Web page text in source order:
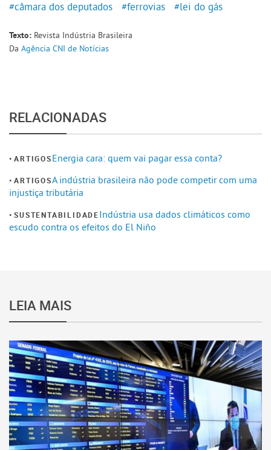
#câmara dos deputados
#ferrovias #lei do gás
Texto: Revista Indústria Brasileira
Da Agência CNI de Notícias
RELACIONADAS
ARTIGOSEnergia cara: quem vai pagar essa conta?
ARTIGOSA indústria brasileira não pode competir com uma
injustiça tributária
SUSTENTABILIDADEIndústria usa dados climáticos como
escudo contra os efeitos do El Niño
LEIA MAIS